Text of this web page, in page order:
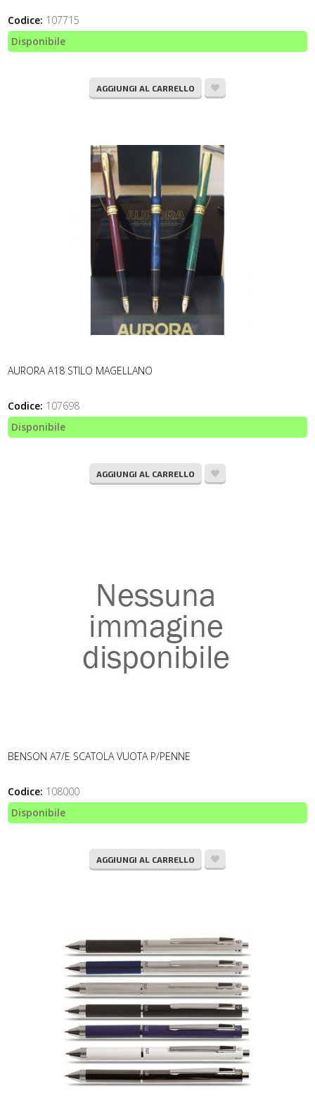
Codice: 107715
Disponibile
AGGIUNGI AL CARRELLO
AURORA A18 STILO MAGELLANO
Codice: 107698
Disponibile
AGGIUNGI AL CARRELLO
BENSON A7/E SCATOLA VUOTA P/PENNE
Codice: 108000
Disponibile
AGGIUNGI AL CARRELLO